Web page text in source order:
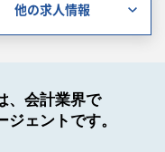
他の求人情報
、会計業界で
ェントです。